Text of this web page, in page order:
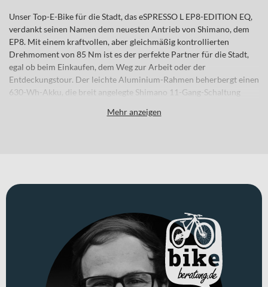
Unser Top-E-Bike für die Stadt, das eSPRESSO L EP8-EDITION EQ,
verdankt seinen Namen dem neuesten Antrieb von Shimano, dem
EP8. Mit einem kraftvollen, aber gleichmäßig kontrollierten
Drehmoment von 85 Nm ist es der perfekte Partner für die Stadt,
egal ob beim Einkaufen, dem Weg zur Arbeit oder der
Entdeckungstour. Der leichte Aluminium-Rahmen beherbergt einen
630-Wh-Akku, die breit angelegte Shimano 11-Gang-Schaltung
hydraulischen Scheibenbremsen sorgen für eine konstante
Schloss, Gepäckträger und Seitenständer bist du sofort startklar. Du
Ausführungen (750 Wh, 630 Wh & 504 Wh) oder einem sehr
preiswerten, teilintegrierten Akku mit 504 Wh. Alle Rahmen sind
mit leistungsstarken Shimano STEPS-Antrieben ausgestattet. Für
einige Modelle ist sogar der sportliche EP8-Antrieb erhältlich. Eine
niedrige Durchstiegshöhe bei allen Modellen erleichtert das Auf-
und Absteigen. Die verbaute Federgabel bietet stets optimale
Mehr anzeigen